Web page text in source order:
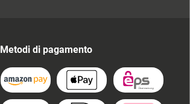
Metodi di pagamento